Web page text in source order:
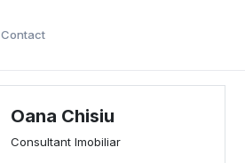
Contact
Oana Chisiu
Consultant Imobiliar